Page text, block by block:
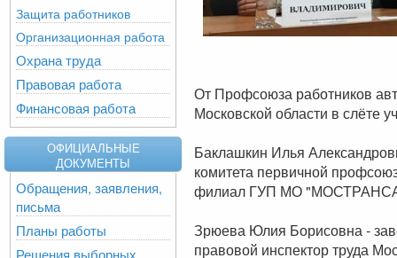
Защита работников
Организационная работа
Охрана труда
Правовая работа
Финансовая работа
ОФИЦИАЛЬНЫЕ
ДОКУМЕНТЫ
Обращения, заявления,
письма
Планы работы
Решения выборных
От Профсоюза работников
Московской области в слёте
Баклашкин Илья
комитета первичной
филиал ГУП МО
Зрюева Юлия Борисовна -
правовой инспектор труда